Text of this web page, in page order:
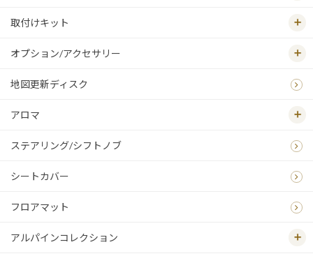
取付けキット
オプション/アクセサリー
地図更新ディスク
アロマ
ステアリング/シフトノブ
シートカバー
フロアマット
アルパインコレクション